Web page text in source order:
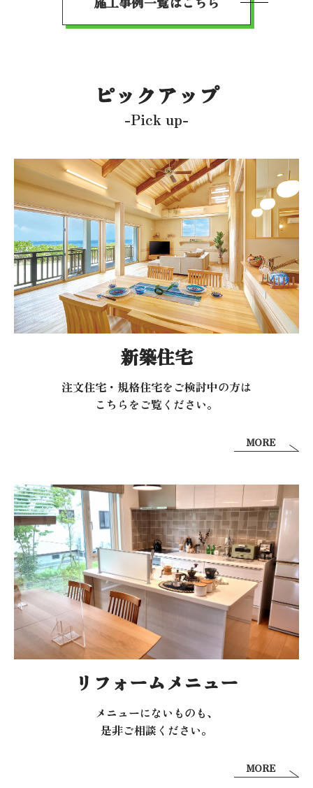
ピックアップ
-Pick up-
新築住宅
注文住宅・規格住宅をご検討中の方は
こちらをご覧ください。
MORE
リフォームメニュー
メニューにないものも、
是非ご相談ください。
MORE